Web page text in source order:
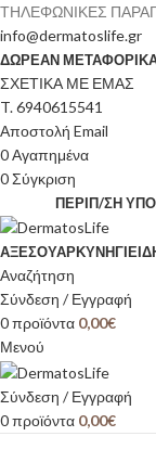
ΤΗΛΕΦΩΝΙΚΕΣ
info@dermatoslife.gr
ΔΩΡΕΑΝ
ΣΧΕΤΙΚΑ ΜΕ ΕΜΑΣ
T. 6940615541
Αποστολή Email
0Αγαπημένα
0Σύγκριση
ΠΕΡΙΠ/ΣΗ
ΑΞΕΣΟΥΆΡΚΥΝΉΓΙ
Αναζήτηση
Σύνδεση / Εγγραφή
0προϊόντα 0,00€
Μενού
Σύνδεση / Εγγραφή
0προϊόντα 0,00€